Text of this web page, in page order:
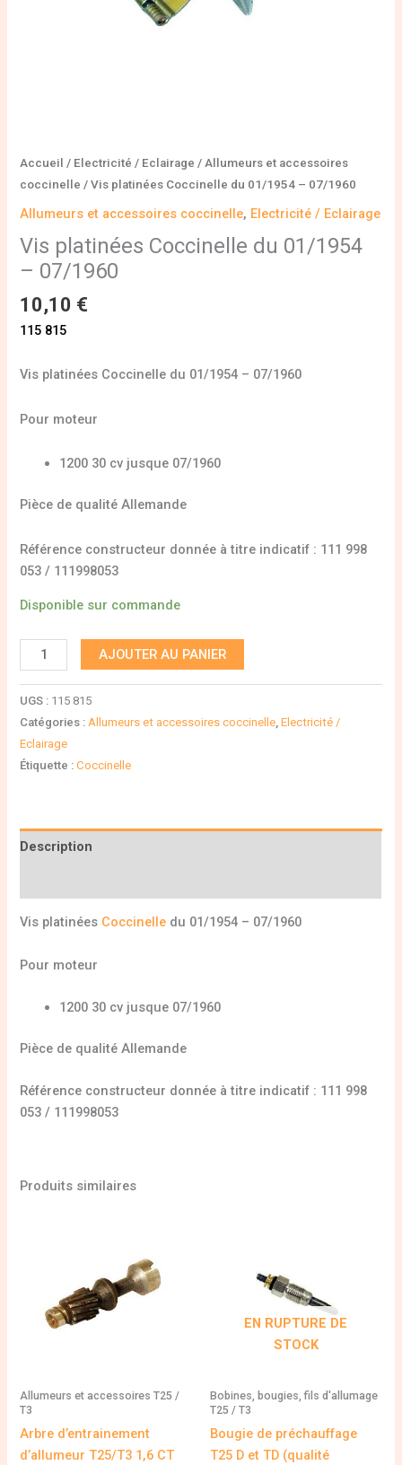
Accueil / Electricité / Eclairage / Allumeurs et accessoires
coccinelle / Vis platinées Coccinelle du 01/1954 – 07/1960
Allumeurs et accessoires coccinelle, Electricité / Eclairage
Vis platinées Coccinelle du 01/1954
– 07/1960
10,10 €
115 815
Vis platinées Coccinelle du 01/1954 – 07/1960
Pour moteur
1200 30 cv jusque 07/1960
Pièce de qualité Allemande
Référence constructeur donnée à titre indicatif : 111 998
053 / 111998053
Disponible sur commande
AJOUTER AU PANIER
UGS : 115 815
Catégories :Allumeurs et accessoires coccinelle,Electricité /
Eclairage
Étiquette :Coccinelle
Description
Vis platinées Coccinelle du 01/1954 – 07/1960
Pour moteur
1200 30 cv jusque 07/1960
Pièce de qualité Allemande
Référence constructeur donnée à titre indicatif : 111 998
053 / 111998053
Produits similaires
Allumeurs et accessoires T25 /
T3
Arbre d’entrainement
d’allumeur T25/T3 1,6 CT
EN RUPTURE DE
STOCK
Bobines, bougies, fils d'allumage
T25 / T3
Bougie de préchauffage
T25 D et TD (qualité